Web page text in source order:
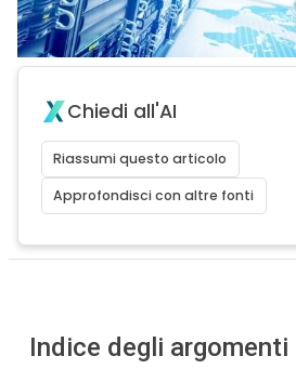
Chiedi all'AI
Riassumi questo articolo
Approfondisci con altre fonti
Indice degli argomenti